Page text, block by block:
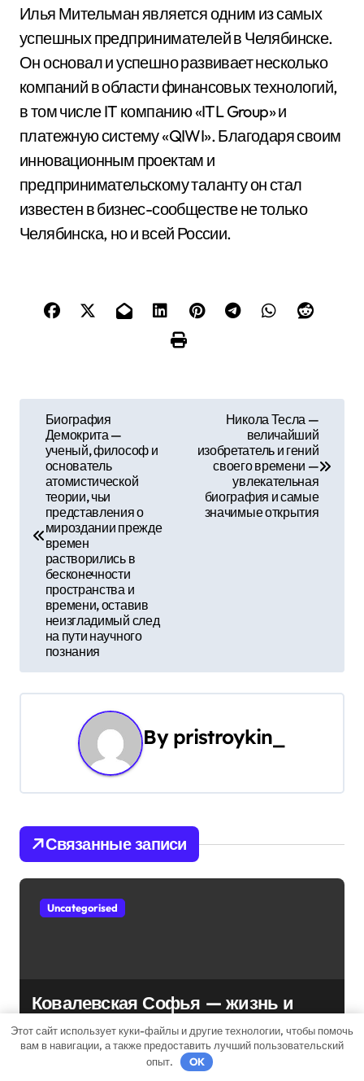
Илья Мительман является одним из самых
успешных предпринимателей в Челябинске.
Он основал и успешно развивает несколько
компаний в области финансовых технологий,
в том числе IT компанию «ITL Group» и
платежную систему «QIWI». Благодаря своим
инновационным проектам и
предпринимательскому таланту он стал
известен в бизнес-сообществе не только
Челябинска, но и всей России.
я
п
и
Биография
Демокрита —
ученый, философ и
основатель
атомистической
теории, чьи
представления о
мироздании прежде
времен
растворились в
бесконечности
пространства и
времени, оставив
неизгладимый след
на пути научного
познания
Никола Тесла —
величайший
изобретатель и гений
своего времени —
увлекательная
биография и самые
значимые открытия
By pristroykin_
Связанные записи
Uncategorised
Ковалевская Софья — жизнь и
достижения выдающейся
математической мыслительницы
pristroykin_ Апр 22, 2022
Этот сайт использует куки-файлы и другие технологии, чтобы помочь
вам в навигации, а также предоставить лучший пользовательский
опыт.
OK